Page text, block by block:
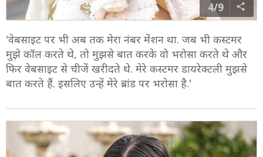
4/9
'वेबसाइट पर भी अब तक मेरा नंबर मेंशन था. जब भी कस्टमर
मुझे कॉल करते थे, तो मुझसे बात करके वो भरोसा करते थे और
फिर वेबसाइट से चीजें खरीदते थे. मेरे कस्टमर डायरेक्टली मुझसे
बात करते हैं. इसलिए उन्हें मेरे ब्रांड पर भरोसा है.'